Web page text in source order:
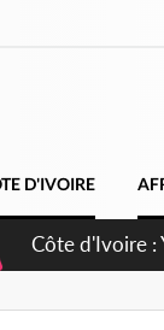
D'IVOIRE
Côte d'Ivoire :